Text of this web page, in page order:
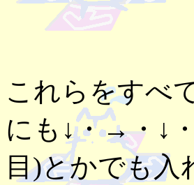
これらをすべ
にも↓・→・↓
目)とかでも